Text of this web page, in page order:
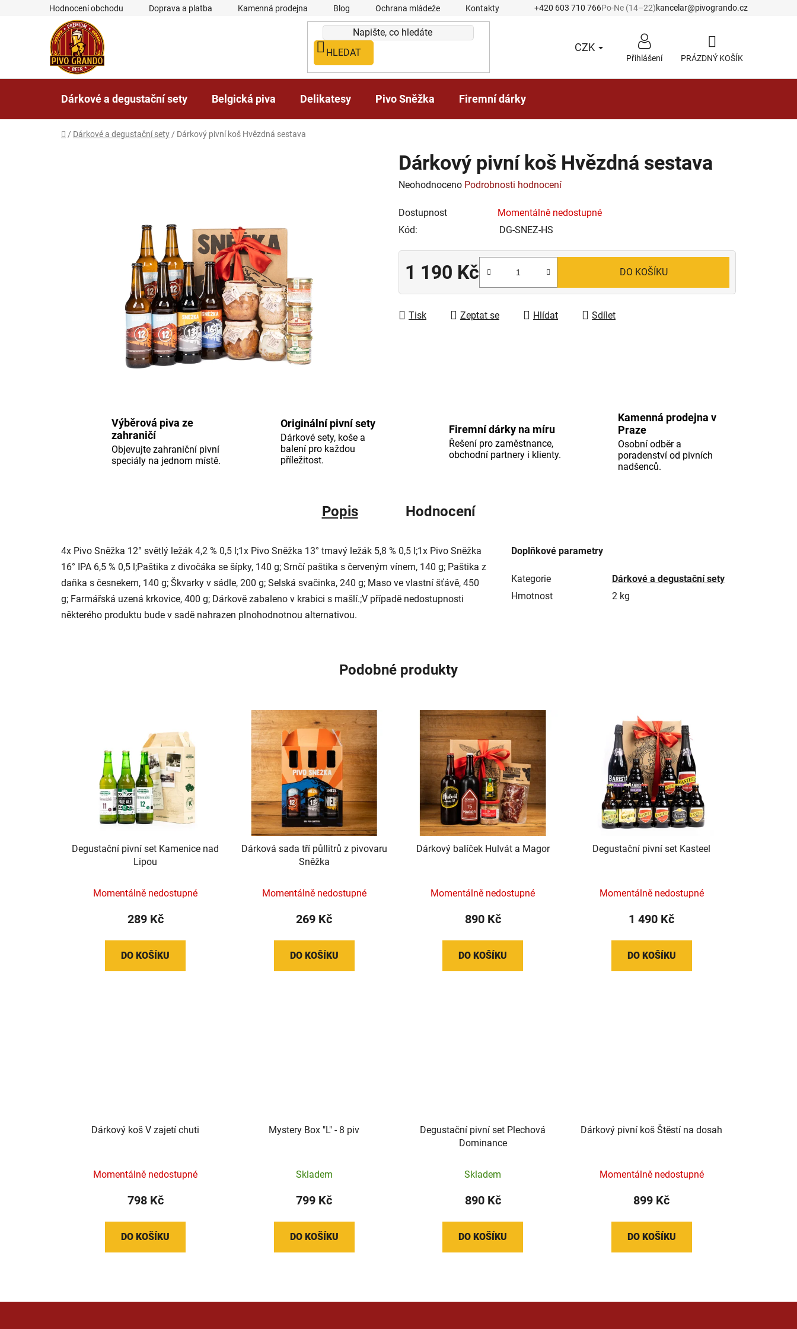
Hodnocení obchodu Doprava a platba Kamenná prodejna Blog Ochrana mládeže Kontakty +420 603 710 766Po-Ne (14–22)kancelar@pivogrando.cz
HLEDAT CZK
Přihlášení NÁKUPNÍ
PRÁZDNÝ KOŠÍK
Dárkové a degustační sety Belgická piva Delikatesy Pivo Sněžka Firemní dárky
Domů
/ Dárkové a degustační sety / Dárkový pivní koš Hvězdná sestava
Dárkový pivní koš Hvězdná sestava
Průměrné
produktu
je
0,0
hvězdiček.
Neohodnoceno Podrobnosti hodnocení
Dostupnost
Momentálně nedostupné
Kód:
DG-SNEZ-HS
1 190 Kč DO KOŠÍKU
Tisk Zeptat se Hlídat Sdílet
Výběrová piva ze
zahraničí
Objevujte zahraniční pivní
speciály na jednom místě.
Originální pivní sety
Dárkové sety, koše a
balení pro každou
příležitost.
Firemní dárky na míru
Řešení pro zaměstnance,
obchodní partnery i klienty.
Kamenná prodejna v
Praze
Osobní odběr a
poradenství od pivních
nadšenců.
Popis Hodnocení
4x Pivo Sněžka 12° světlý ležák 4,2 % 0,5 l;1x Pivo Sněžka 13° tmavý ležák 5,8 % 0,5 l;1x Pivo Sněžka
16° IPA 6,5 % 0,5 l;Paštika z divočáka se šípky, 140 g; Srnčí paštika s červeným vínem, 140 g; Paštika z
daňka s česnekem, 140 g; Škvarky v sádle, 200 g; Selská svačinka, 240 g; Maso ve vlastní šťávě, 450
g; Farmářská uzená krkovice, 400 g; Dárkově zabaleno v krabici s mašlí.;V případě nedostupnosti
některého produktu bude v sadě nahrazen plnohodnotnou alternativou.
Doplňkové parametry
Kategorie
Dárkové a degustační sety
Hmotnost
2 kg
Podobné produkty
Degustační pivní set Kamenice nad
Lipou
Momentálně nedostupné
289 Kč
DO KOŠÍKU
Dárková sada tří půllitrů z pivovaru
Sněžka
Momentálně nedostupné
269 Kč
DO KOŠÍKU
Dárkový balíček Hulvát a Magor
Momentálně nedostupné
890 Kč
DO KOŠÍKU
Degustační pivní set Kasteel
Momentálně nedostupné
1 490 Kč
DO KOŠÍKU
Dárkový koš V zajetí chuti
Momentálně nedostupné
798 Kč
DO KOŠÍKU
Mystery Box "L" - 8 piv
Skladem
799 Kč
DO KOŠÍKU
Degustační pivní set Plechová
Dominance
Skladem
890 Kč
DO KOŠÍKU
Dárkový pivní koš Štěstí na dosah
Momentálně nedostupné
899 Kč
DO KOŠÍKU